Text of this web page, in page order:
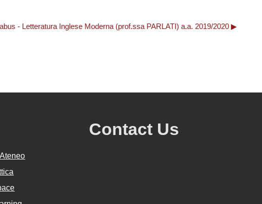
- Letteratura Inglese Moderna (prof.ssa PARLATI) a.a. 2019/2020 ▶︎
Contact Us